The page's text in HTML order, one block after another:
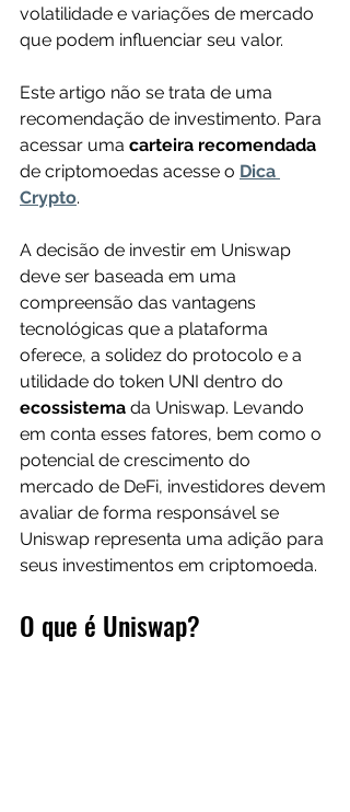
volatilidade e variações de mercado
que podem influenciar seu valor.
Este artigo não se trata de uma
recomendação de investimento. Para
acessar uma carteira recomendada
de criptomoedas acesse o Dica
Crypto.
A decisão de investir em Uniswap
deve ser baseada em uma
compreensão das vantagens
tecnológicas que a plataforma
oferece, a solidez do protocolo e a
utilidade do token UNI dentro do
ecossistema da Uniswap. Levando
em conta esses fatores, bem como o
potencial de crescimento do
mercado de DeFi, investidores devem
avaliar de forma responsável se
Uniswap representa uma adição para
seus investimentos em criptomoeda.
O que é Uniswap?